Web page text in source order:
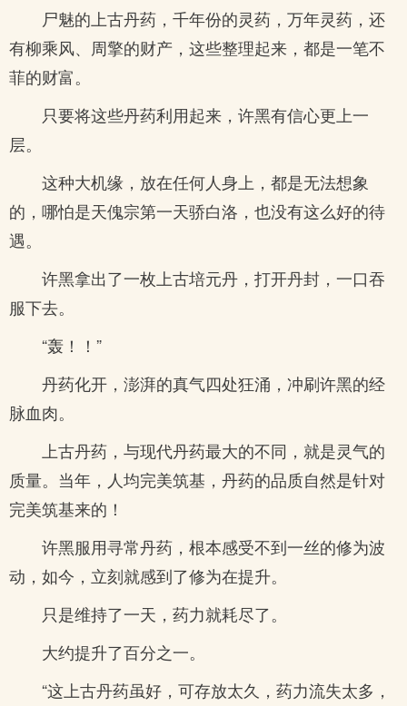
尸魅的上古丹药，千年份的灵药，万年灵药，还
有柳乘风、周擎的财产，这些整理起来，都是一笔不
菲的财富。
只要将这些丹药利用起来，许黑有信心更上一
层。
这种大机缘，放在任何人身上，都是无法想象
的，哪怕是天傀宗第一天骄白洛，也没有这么好的待
遇。
许黑拿出了一枚上古培元丹，打开丹封，一口吞
服下去。
“轰！！”
丹药化开，澎湃的真气四处狂涌，冲刷许黑的经
脉血肉。
上古丹药，与现代丹药最大的不同，就是灵气的
质量。当年，人均完美筑基，丹药的品质自然是针对
完美筑基来的！
许黑服用寻常丹药，根本感受不到一丝的修为波
动，如今，立刻就感到了修为在提升。
只是维持了一天，药力就耗尽了。
大约提升了百分之一。
“这上古丹药虽好，可存放太久，药力流失太多，